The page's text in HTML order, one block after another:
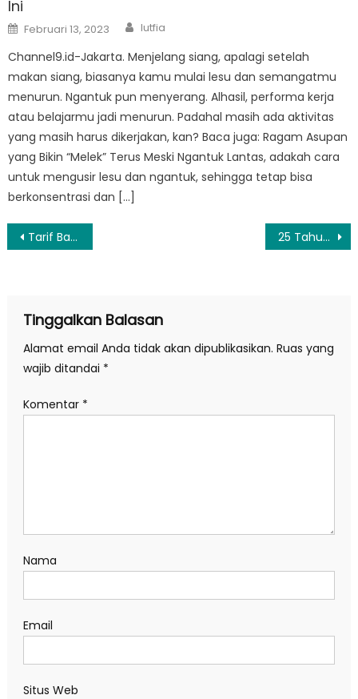
Ini
Posted
on
Februari 13, 2023 Author
lutfia
Channel9.id-Jakarta. Menjelang siang, apalagi setelah
makan siang, biasanya kamu mulai lesu dan semangatmu
menurun. Ngantuk pun menyerang. Alhasil, performa kerja
atau belajarmu jadi menurun. Padahal masih ada aktivitas
yang masih harus dikerjakan, kan? Baca juga: Ragam Asupan
yang Bikin “Melek” Terus Meski Ngantuk Lantas, adakah cara
untuk mengusir lesu dan ngantuk, sehingga tetap bisa
berkonsentrasi dan […]
Navigasi
Tarif Batas Atas Tiket Pesawat Tak Bakal Naik pada 2019 25 Tahun Menikah, Bos Amazon Jeff Bezos Umumkan Bercerai
Tinggalkan Balasan
Alamat email Anda tidak akan dipublikasikan. Ruas yang
wajib ditandai *
Komentar *
Nama
Email
Situs Web